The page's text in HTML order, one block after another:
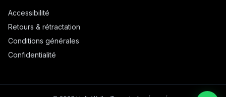
Accessibilité
Retours & rétractation
Conditions générales
Confidentialité